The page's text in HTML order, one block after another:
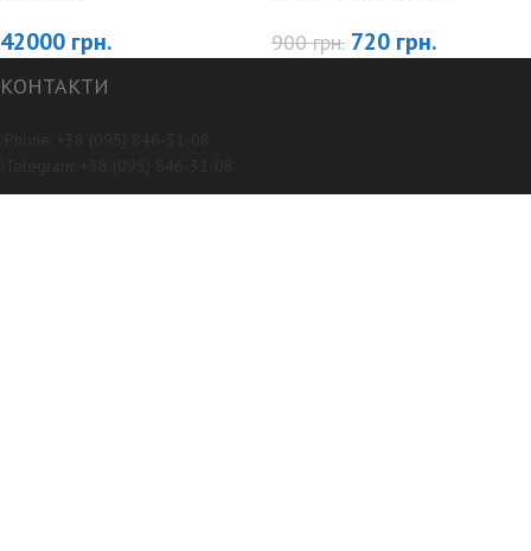
42000 грн. 900грн. 720 грн.
КОНТАКТИ